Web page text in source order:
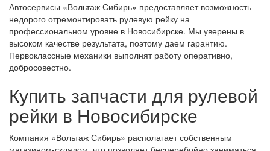
Автосервисы «Вольтаж Сибирь» предоставляет возможность
недорого отремонтировать рулевую рейку на
профессиональном уровне в Новосибирске. Мы уверены в
высоком качестве результата, поэтому даем гарантию.
Первоклассные механики выполнят работу оперативно,
добросовестно.
Купить запчасти для рулевой
рейки в Новосибирске
Компания «Вольтаж Сибирь» располагает собственным